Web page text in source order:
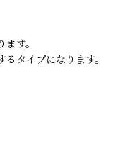
す。
タイプになります。